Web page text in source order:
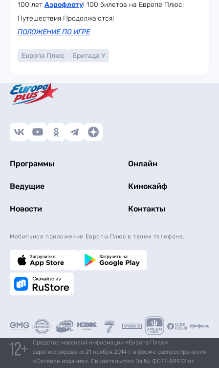
100 лет Аэрофлоту! 100 билетов на Европе Плюс!
Путешествия Продолжаются!
ПОЛОЖЕНИЕ ПО ИГРЕ
Европа Плюс Бригада У
Программы Онлайн
Ведущие Кинокайф
Новости Контакты
Мобильное приложение Европы Плюс в твоем телефоне.
Средство массовой информации «Европа Плюс»
зарегистрировано 21 ноября 2014 г. в форме распространения
«Сетевое издание». Свидетельство Эл № ФС77-59972 от